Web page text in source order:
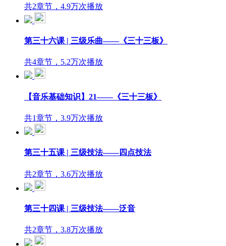
共2章节，4.9万次播放
第三十六课 | 三级乐曲——《三十三板》
共4章节，5.2万次播放
【音乐基础知识】21——《三十三板》
共1章节，3.9万次播放
第三十五课 | 三级技法——四点技法
共2章节，3.6万次播放
第三十四课 | 三级技法——泛音
共2章节，3.8万次播放